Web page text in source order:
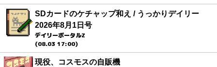
SDカードのケチャップ和え / うっかりデイリー
2026年8月1日号
デイリーポータルZ
(08.03 17:00)
現役、コスモスの自販機